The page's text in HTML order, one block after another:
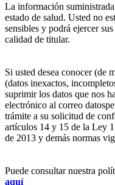
La información
estado de salud. Usted no
sensibles y podrá ejercer
calidad de titular.
Si usted desea conocer (de
(datos inexactos,
suprimir los datos que nos
electrónico al correo
trámite a su solicitud de
artículos 14 y 15 de la Ley
de 2013 y demás normas
Puede consultar nuestra
aquí